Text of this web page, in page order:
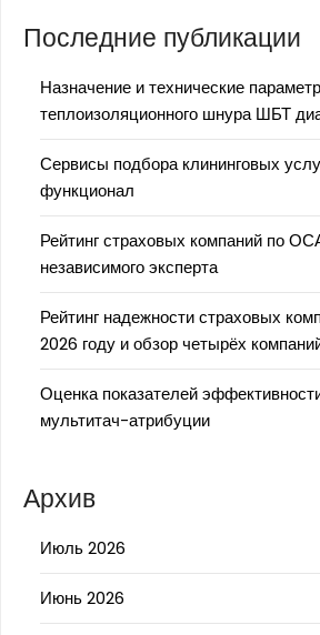
Последние публикации
Назначение и технические
теплоизоляционного шнура ШБТ
Сервисы подбора клининговых
функционал
Рейтинг страховых компаний по
независимого эксперта
Рейтинг надежности страховых
2026 году и обзор четырёх
Оценка показателей
мультитач-атрибуции
Архив
Июль 2026
Июнь 2026